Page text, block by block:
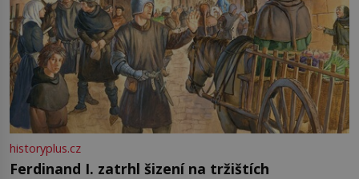
historyplus.cz
Ferdinand I. zatrhl šizení na tržištích